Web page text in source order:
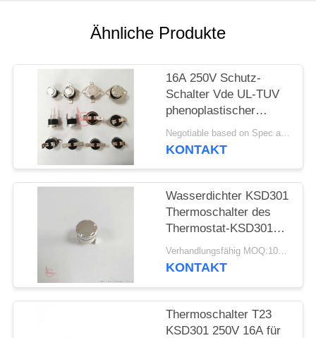
SITEMAP
PRIVACY
POLICY
Ähnliche Produkte
16A 250V Schutz-
Schalter Vde UL-TUV
phenoplastischer
thermischer Fall-T23
T24 KSD301
Negotiable based on Spec and Qty. MOQ:1000pcs
KONTAKT
Wasserdichter KSD301
Thermoschalter des
Thermostat-KSD301
für Toaster
Verhandlungsfähig MOQ:1000PCS
KONTAKT
Thermoschalter T23
KSD301 250V 16A für